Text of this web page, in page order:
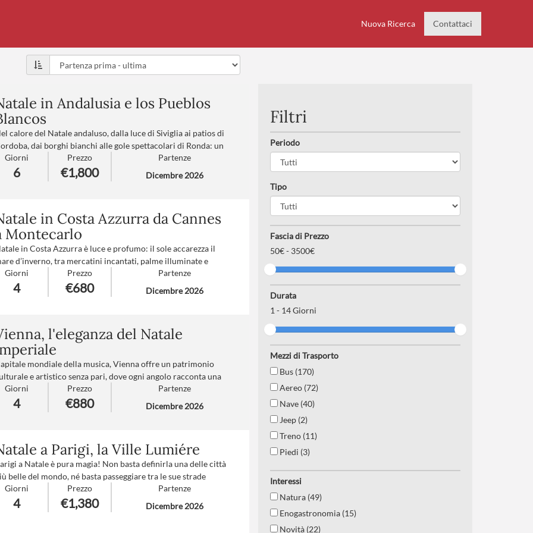
Nuova Ricerca Contattaci
in Andalusia e los Pueblos
calore del Natale andaluso, dalla luce di Siviglia ai patios di
dai borghi bianchi alle gole spettacolari di Ronda: un
itinerario ricco di fascino, emozioni e autentica anima spagnola
attraverso le principali località della Spagna del sud.
aeroporto : V1-V2-V3-V4 (clicca qui per le
)
Giorni
6
Prezzo
€1,800
Partenze
Dicembre 2026
in Costa Azzurra da Cannes
Montecarlo
in Costa Azzurra è luce e profumo: il sole accarezza il
d’inverno, tra mercatini incantati, palme illuminate e
dolci note francesi. Un’eleganza calda che scalda il cuore.
Numero partecipanti: minimo 20 - massimo 40
Giorni
4
Prezzo
€680
Partenze
Dicembre 2026
l'eleganza del Natale
mondiale della musica, Vienna offre un patrimonio
e artistico senza pari, dove ogni angolo racconta una
storia di grandiosità e raffinatezza. Durante i giorni di Natale, la
città si trasforma in un magico scenario natalizio, con le sue
piazze illuminate da migliaia di luci scintillanti e i profumi
partecipanti : minimo 20 - massimo 40
: Pensione completa con bevande
partenze: B-C-D-E-F-G-H-I ( clicca qui per le
tariffe)
Giorni
4
Prezzo
€880
Partenze
Dicembre 2026
a Parigi, la Ville Lumiére
a Natale è pura magia! Non basta definirla una delle città
belle del mondo, né basta passeggiare tra le sue strade
illuminate, le vetrine decorate a festa, e i mercatini natalizi
pieni di vita, per cogliere tutto il suo fascino. Gli alberi di Natale
scintillanti, le luci che riflettono sulla Senna, e l'atmosfera
Giorni
4
Prezzo
€1,380
Partenze
Dicembre 2026
Filtri
Periodo
Tipo
Fascia di Prezzo
50€ - 3500€
Durata
1- 14Giorni
Mezzi di Trasporto
Bus (170)
Aereo (72)
Nave (40)
Jeep (2)
Treno (11)
Piedi (3)
Interessi
Natura (49)
Enogastronomia (15)
Novità (22)